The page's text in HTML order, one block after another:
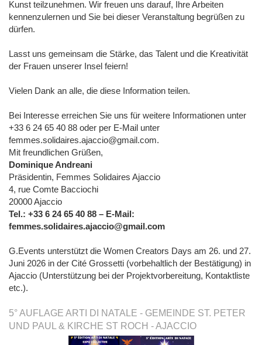
Kunst teilzunehmen. Wir freuen uns darauf, Ihre Arbeiten
kennenzulernen und Sie bei dieser Veranstaltung begrüßen zu
dürfen.
Lasst uns gemeinsam die Stärke, das Talent und die Kreativität
der Frauen unserer Insel feiern!
Vielen Dank an alle, die diese Information teilen.
Bei Interesse erreichen Sie uns für weitere Informationen unter
+33 6 24 65 40 88 oder per E-Mail unter
femmes.solidaires.ajaccio@gmail.com.
Mit freundlichen Grüßen,
Dominique Andreani
Präsidentin, Femmes Solidaires Ajaccio
4, rue Comte Bacciochi
20000 Ajaccio
Tel.: +33 6 24 65 40 88 – E-Mail:
femmes.solidaires.ajaccio@gmail.com
G.Events unterstützt die Women Creators Days am 26. und 27.
Juni 2026 in der Cité Grossetti (vorbehaltlich der Bestätigung) in
Ajaccio (Unterstützung bei der Projektvorbereitung, Kontaktliste
etc.).
5° AUFLAGE ARTI DI NATALE - GEMEINDE ST. PETER
UND PAUL & KIRCHE ST ROCH - AJACCIO